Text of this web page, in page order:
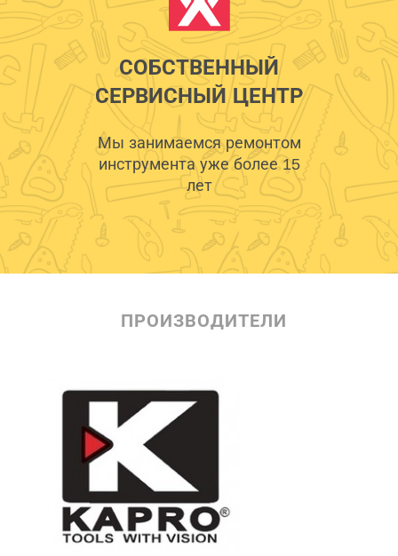
СОБСТВЕННЫЙ
СЕРВИСНЫЙ ЦЕНТР
Мы занимаемся ремонтом
инструмента уже более 15
лет
ПРОИЗВОДИТЕЛИ